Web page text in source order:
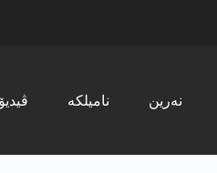
ڤیدیۆ نامیلکە نەرین